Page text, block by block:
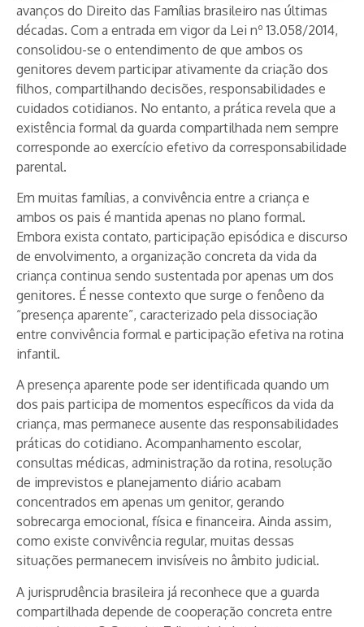
avanços do Direito das Famílias brasileiro nas últimas
décadas. Com a entrada em vigor da Lei nº 13.058/2014,
consolidou-se o entendimento de que ambos os
genitores devem participar ativamente da criação dos
filhos, compartilhando decisões, responsabilidades e
cuidados cotidianos. No entanto, a prática revela que a
existência formal da guarda compartilhada nem sempre
corresponde ao exercício efetivo da corresponsabilidade
parental.
Em muitas famílias, a convivência entre a criança e
ambos os pais é mantida apenas no plano formal.
Embora exista contato, participação episódica e discurso
de envolvimento, a organização concreta da vida da
criança continua sendo sustentada por apenas um dos
genitores. É nesse contexto que surge o fenôeno da
“presença aparente”, caracterizado pela dissociação
entre convivência formal e participação efetiva na rotina
infantil.
A presença aparente pode ser identificada quando um
dos pais participa de momentos específicos da vida da
criança, mas permanece ausente das responsabilidades
práticas do cotidiano. Acompanhamento escolar,
consultas médicas, administração da rotina, resolução
de imprevistos e planejamento diário acabam
concentrados em apenas um genitor, gerando
sobrecarga emocional, física e financeira. Ainda assim,
como existe convivência regular, muitas dessas
situações permanecem invisíveis no âmbito judicial.
A jurisprudência brasileira já reconhece que a guarda
compartilhada depende de cooperação concreta entre